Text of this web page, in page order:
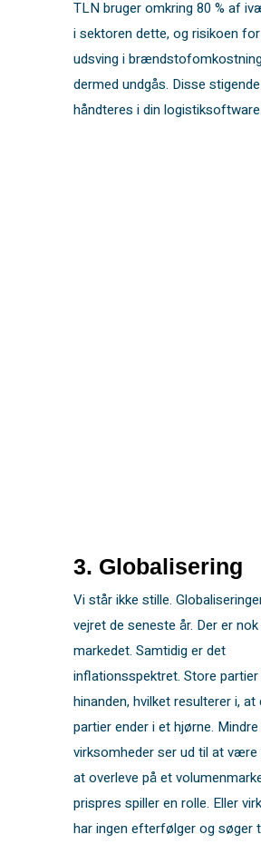
TLN bruger omkring 80 % af
i sektoren dette, og risikoen
udsving i
dermed undgås. Disse
håndteres i din logistiksoftware.
3. Globalisering
Vi står ikke stille.
vejret de seneste år. Der er
markedet. Samtidig er det
inflationsspektret. Store
hinanden, hvilket resulterer i, at
partier ender i et hjørne. Mindre
virksomheder ser ud til at
at overleve på et
prispres spiller en rolle. Eller
har ingen efterfølger og søger